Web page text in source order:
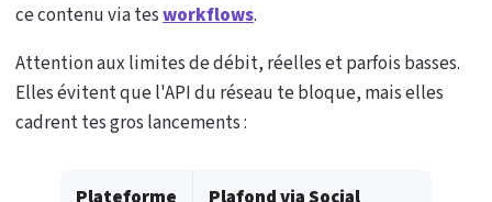
ce contenu via tesworkflows.
Attention aux limites de débit, réelles et parfois basses.
Elles évitent que l'API du réseau te bloque, mais elles
cadrent tes gros lancements :